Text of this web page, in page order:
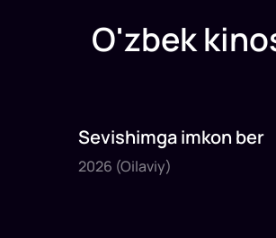
O'zbek
2026
79daq
Sevishimga imkon ber
2026 (Oilaviy)